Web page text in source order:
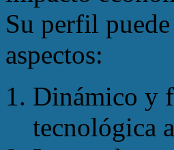
Su perfil
aspectos:
Dinámico y
tecnológica